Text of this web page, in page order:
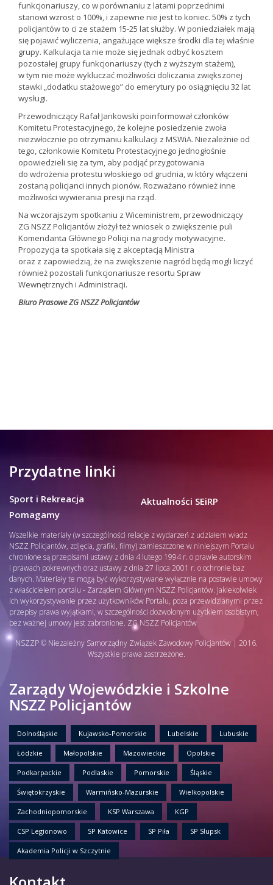
funkcjonariuszy, co w porównaniu z latami poprzednimi
stanowi wzrost o 100%, i zapewne nie jest to koniec. 50% z tych
policjantów to ci ze stażem 15-25 lat służby. W poniedziałek mają
się pojawić wyliczenia, angażujące większe środki dla tej właśnie
grupy. Kalkulacja ta nie może się jednak odbyć kosztem
pozostałej grupy funkcjonariuszy (tych z wyższym stażem),
w tym nie może wykluczać możliwości doliczania zwiększonej
stawki „dodatku stażowego” do emerytury po osiągnięciu 32 lat
wysługi.
Przewodniczący Rafał Jankowski poinformował członków
Komitetu Protestacyjnego, że kolejne posiedzenie zwoła
niezwłocznie po otrzymaniu kalkulacji z MSWiA. Niezależnie od
tego, członkowie Komitetu Protestacyjnego jednogłośnie
opowiedzieli się za tym, aby podjąć przygotowania
do wdrożenia protestu włoskiego od grudnia, w który włączeni
zostaną policjanci innych pionów. Rozważano również inne
możliwości wywierania presji na rząd.
Na wczorajszym spotkaniu z Wiceministrem, przewodniczący
ZG NSZZ Policjantów złożył też wniosek o zwiększenie puli
Komendanta Głównego Policji na nagrody motywacyjne.
Propozycja ta spotkała się z akceptacją Ministra
oraz z zapowiedzią, że na zwiększenie nagród będą mogli liczyć
również pozostali funkcjonariusze resortu Spraw
Wewnętrznych i Administracji.
Biuro Prasowe ZG NSZZ Policjantów
Przydatne linki
Sport i Rekreacja
Pomagamy
Aktualności SEiRP
Wszelkie materiały (w szczególności relacje z wydarzeń z udziałem władz
NSZZ Policjantów, zdjęcia, grafiki, filmy) zamieszczone w niniejszym Portalu
chronione są przepisami ustawy z dnia 4 lutego 1994 r. o prawie autorskim
i prawach pokrewnych oraz ustawy z dnia 27 lipca 2001 r. o ochronie baz
danych. Materiały te mogą być wykorzystywane wyłącznie na postawie umowy
z właścicielem portalu - Zarządem Głównym NSZZ Policjantów. Jakiekolwiek
ich wykorzystywanie przez użytkowników Portalu, poza przewidzianymi przez
przepisy prawa wyjątkami, w szczególności dozwolonym użytkiem osobistym,
bez ważnej umowy jest zabronione. ZG NSZZ Policjantów
NSZZP © Niezależny Samorządny Związek Zawodowy Policjantów | 2016.
Wszystkie prawa zastrzeżone.
Zarządy Wojewódzkie i Szkolne
NSZZ Policjantów
Dolnośląskie Kujawsko-Pomorskie Lubelskie Lubuskie
Łódzkie Małopolskie Mazowieckie Opolskie
Podkarpackie Podlaskie Pomorskie Śląskie
Świętokrzyskie Warmińsko-Mazurskie Wielkopolskie
Zachodniopomorskie KSP Warszawa KGP
CSP Legionowo SP Katowice SP Piła SP Słupsk
Akademia Policji w Szczytnie